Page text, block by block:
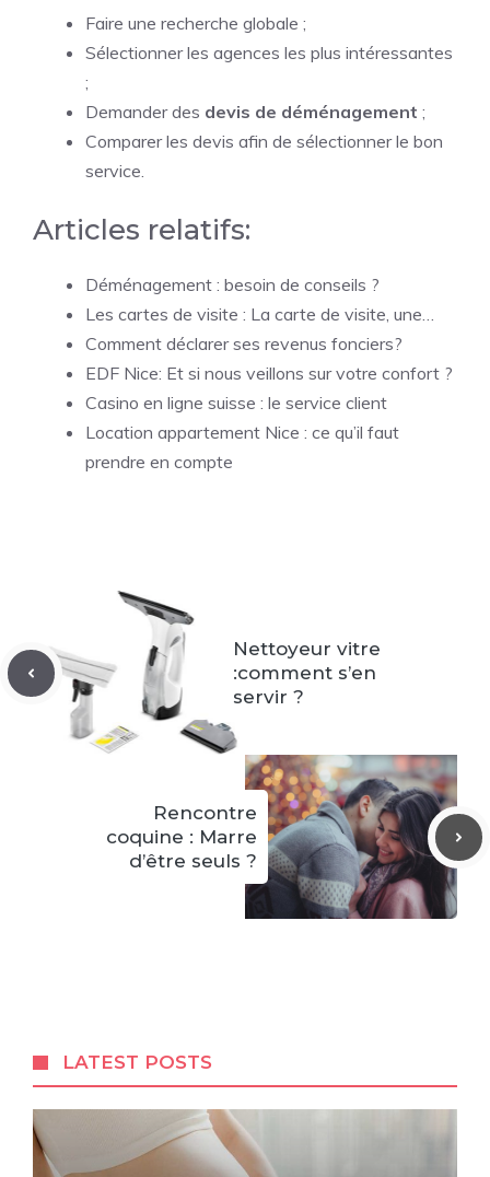
Faire une recherche globale ;
Sélectionner les agences les plus intéressantes
;
Demander des devis de déménagement ;
Comparer les devis afin de sélectionner le bon
service.
Articles relatifs:
Déménagement : besoin de conseils ?
Les cartes de visite : La carte de visite, une…
Comment déclarer ses revenus fonciers?
EDF Nice: Et si nous veillons sur votre confort ?
Casino en ligne suisse : le service client
Location appartement Nice : ce qu’il faut
prendre en compte
Nettoyeur vitre
:comment s’en
servir ?
Rencontre
coquine : Marre
d’être seuls ?
LATEST POSTS